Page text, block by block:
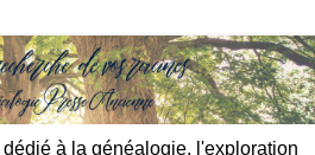
à la généalogie, l'exploration